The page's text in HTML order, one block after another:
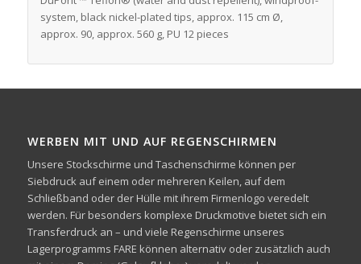
system, black nickel-plated tips, approx. 115 cm Ø,
approx. 90, approx. 560 g, PU 12 pieces
WERBEN MIT UND AUF REGENSCHIRMEN
Unsere Stockschirme und Taschenschirme können per
Siebdruck auf einem oder mehreren Keilen, auf dem
Schließband oder der Hülle mit ihrem Firmenlogo veredelt
werden. Für besonders komplexe Druckmotive bietet sich ein
Transferdruck an – und viele Regenschirme unseres
Lagerprogramms FARE können alternativ oder zusätzlich auch